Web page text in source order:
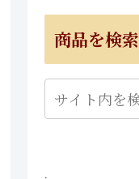
商品を検索